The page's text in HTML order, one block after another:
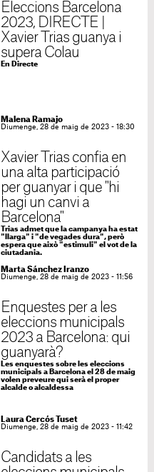
Eleccions Barcelona
2023, DIRECTE |
Xavier Trias guanya i
supera Colau
En Directe
Malena Ramajo
Diumenge, 28 de maig de 2023 - 18:30
Xavier Trias confia en
una alta participació
per guanyar i que "hi
hagi un canvi a
Barcelona"
Trias admet que la campanya ha estat
"llarga" i "de vegades dura", però
espera que això "estimuli" el vot de la
ciutadania.
Marta Sánchez Iranzo
Diumenge, 28 de maig de 2023 - 11:56
Enquestes per a les
eleccions municipals
2023 a Barcelona: qui
guanyarà?
Les enquestes sobre les eleccions
municipals a Barcelona el 28 de maig
volen preveure qui serà el proper
alcalde o alcaldessa
Laura Cercós Tuset
Diumenge, 28 de maig de 2023 - 11:42
Candidats a les